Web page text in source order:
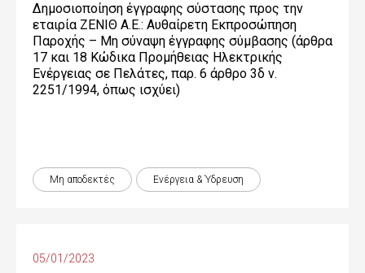
Δημοσιοποίηση έγγραφης σύστασης προς την
εταιρία ΖΕΝΙΘ Α.Ε.: Αυθαίρετη Εκπροσώπηση
Παροχής – Μη σύναψη έγγραφης σύμβασης (άρθρα
17 και 18 Κώδικα Προμήθειας Ηλεκτρικής
Ενέργειας σε Πελάτες, παρ. 6 άρθρο 3δ ν.
2251/1994, όπως ισχύει)
Μη αποδεκτές Ενέργεια & Ύδρευση
05/01/2023